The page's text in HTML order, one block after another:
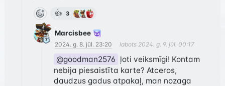
👍 3
Marcisbee
2024. g. 8. jūl. 23:20 labots 2024. g. 9. jūl. 00:17
@goodman2576 ļoti veiksmīgi! Kontam
nebija piesaistīta karte? Atceros,
daudzus gadus atpakaļ, man nozaga